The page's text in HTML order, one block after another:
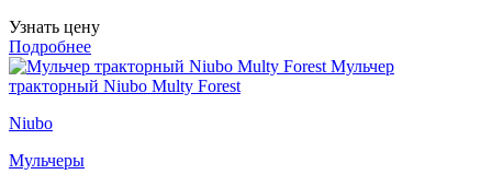
Узнать цену
Подробнее
Мульчер
тракторный Niubo Multy Forest
Niubo
Мульчеры